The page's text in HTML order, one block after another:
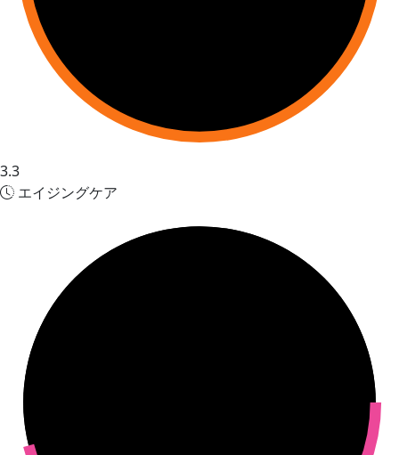
3.3
エイジングケア